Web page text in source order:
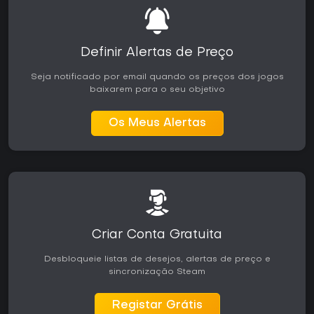
protagonista por um mundo conectado. Ele oferece uma
experiência consistente, sem depender de modos externos
Definir Alertas de Preço
Seja notificado por email quando os preços dos jogos
baixarem para o seu objetivo
Os Meus Alertas
Criar Conta Gratuita
Desbloqueie listas de desejos, alertas de preço e
sincronização Steam
Registar Grátis